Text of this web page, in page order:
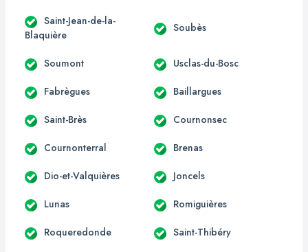
Saint-Jean-de-la-
Blaquière
Soubès
Soumont Usclas-du-Bosc
Fabrègues Baillargues
Saint-Brès Cournonsec
Cournonterral Brenas
Dio-et-Valquières Joncels
Lunas Romiguières
Roqueredonde Saint-Thibéry